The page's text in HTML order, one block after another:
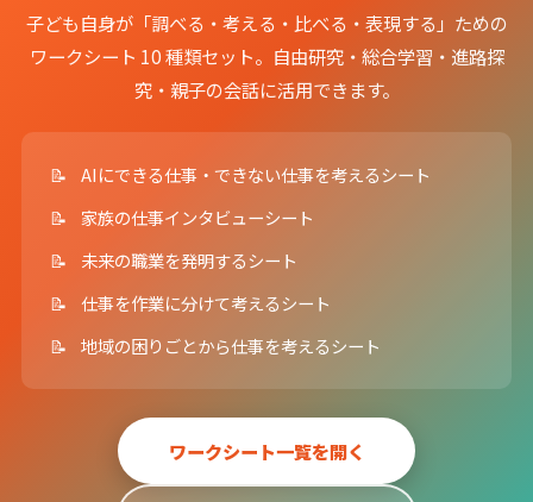
子ども自身が「調べる・考える・比べる・表現する」ための
ワークシート 10 種類セット。自由研究・総合学習・進路探
究・親子の会話に活用できます。
AIにできる仕事・できない仕事を考えるシート
家族の仕事インタビューシート
未来の職業を発明するシート
仕事を作業に分けて考えるシート
地域の困りごとから仕事を考えるシート
ワークシート一覧を開く